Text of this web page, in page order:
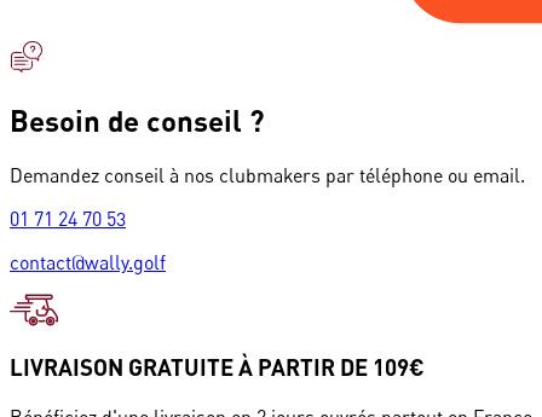
Besoin de conseil ?
Demandez conseil à nos clubmakers par téléphone ou email.
01 71 24 70 53
contact@wally.golf
LIVRAISON GRATUITE À PARTIR DE 109€